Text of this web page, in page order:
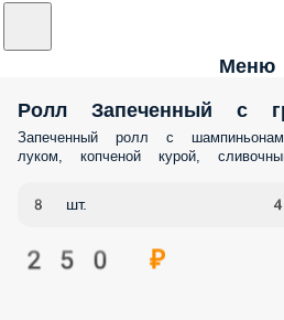
Меню
Ролл Запеченный с
Запеченный ролл с
луком, копченой курой,
8 шт.
250 ₽